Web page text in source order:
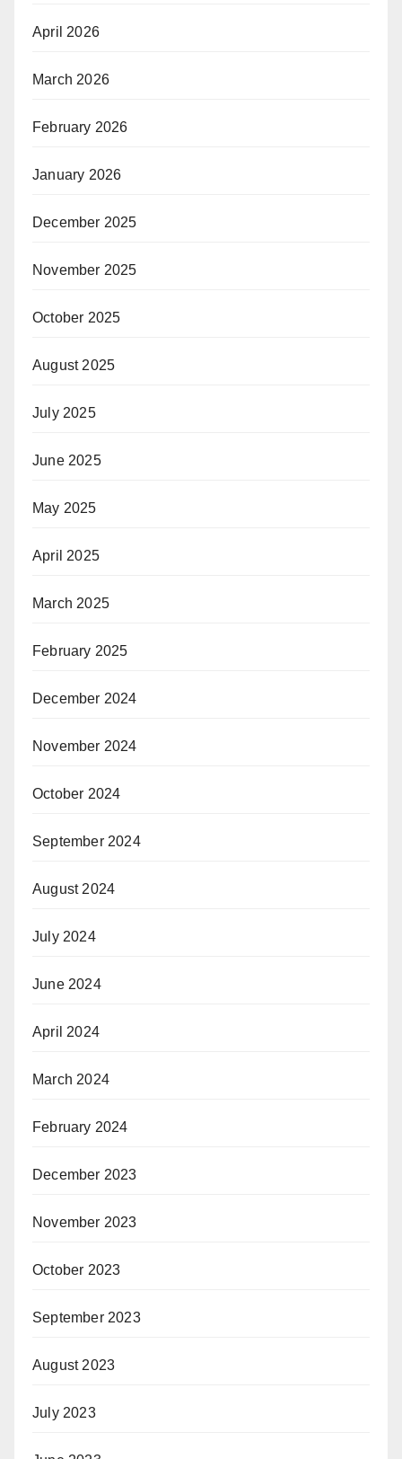
April 2026
March 2026
February 2026
January 2026
December 2025
November 2025
October 2025
August 2025
July 2025
June 2025
May 2025
April 2025
March 2025
February 2025
December 2024
November 2024
October 2024
September 2024
August 2024
July 2024
June 2024
April 2024
March 2024
February 2024
December 2023
November 2023
October 2023
September 2023
August 2023
July 2023